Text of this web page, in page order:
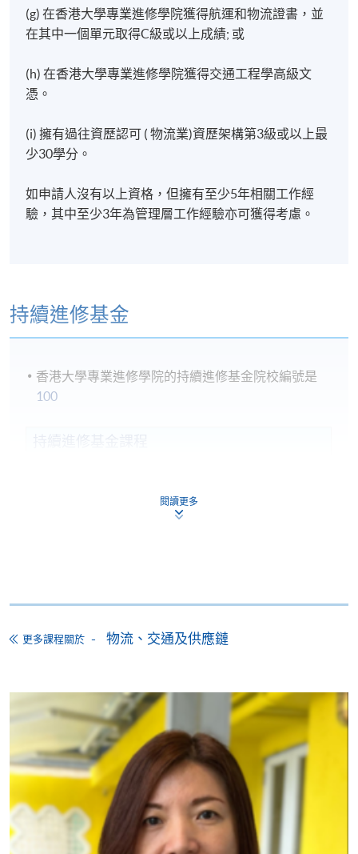
Management and Decision Making
作業形式因單元而異，例如個人論文、小組專案等。
現時接受報名
日期 / 時間
逢周一至周五，7:00pm - 10:00pm (optional)
(g) 在香港大學專業進修學院獲得航運和物流證書，並
在其中一個單元取得C級或以上成績; 或
(h) 在香港大學專業進修學院獲得交通工程學高級文
憑。
(i) 擁有過往資歷認可 ( 物流業)資歷架構第3級或以上最
少30學分。
如申請人沒有以上資格，但擁有至少5年相關工作經
驗，其中至少3年為管理層工作經驗亦可獲得考慮。
持續進修基金
香港大學專業進修學院的持續進修基金院校編號是
100
FROM PROFESSIONAL DIPLOMA IN
MARKETING AND SERVICE MANAGEMENT
MANAGEMENT)
33Z148475
學費
$6,500
查詢號碼
2508-8864
MANAGEMENT AND DECISION MAKING
(MODULE FROM PROFESSIONAL DIPLOMA
IN LOGISTICS AND TRANSPORT
閱讀更多
更多課程關於 物流、交通及供應鏈